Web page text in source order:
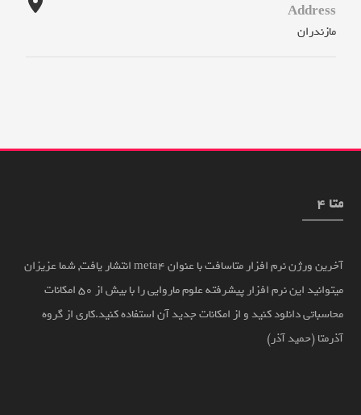
Address
مازندران
متا 4
آخرین ورژن نرم افزار متاسافت با عنوان meta4 انتشار یافت, شما عزیزان
میتوانید این نرم افزار پیشرفته علوم ماروایی را با بیش از 50 امکانات
محاسباتی دانلود کنید و از امکانات جدید آن استفاده کنید.کاری از گروه
آذرمتا (حمید آذر)